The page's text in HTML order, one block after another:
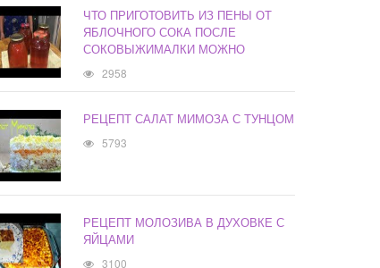
ЧТО ПРИГОТОВИТЬ ИЗ ПЕНЫ ОТ
ЯБЛОЧНОГО СОКА ПОСЛЕ
СОКОВЫЖИМАЛКИ МОЖНО
2958
РЕЦЕПТ САЛАТ МИМОЗА С ТУНЦОМ
5793
РЕЦЕПТ МОЛОЗИВА В ДУХОВКЕ С
ЯЙЦАМИ
3100